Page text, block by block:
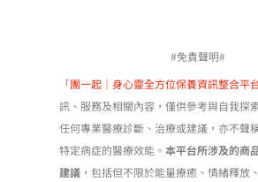
#免責聲明#
「團一起｜身心靈全方位保養資訊整合平
訊、服務及相關內容，僅供參考與自我探
任何專業醫療診斷、治療或建議，亦不聲
特定病症的醫療效能。本平台所涉及的商
建議 ，包括但不限於能量療癒、情緒釋放